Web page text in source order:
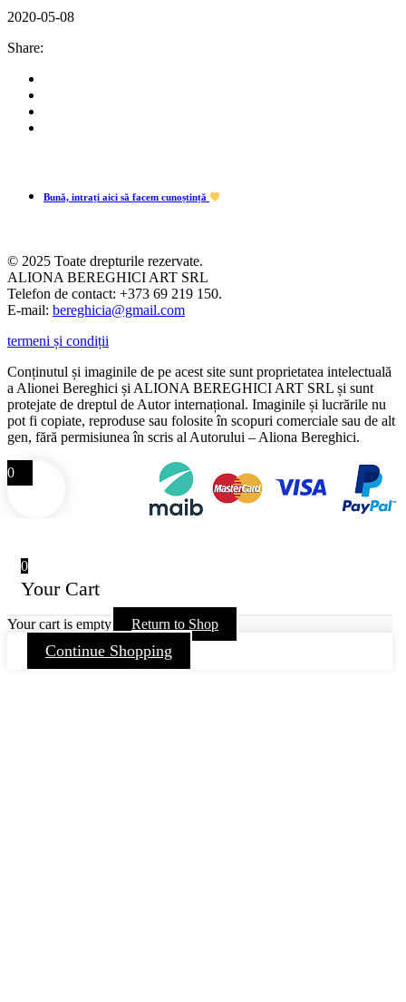
2020-05-08
Share:
Bună, intrați aici să facem cunoștință
© 2025 Toate drepturile rezervate.
ALIONA BEREGHICI ART SRL
Telefon de contact: +373 69 219 150.
E-mail: bereghicia@gmail.com
termeni și condiții
Conținutul și imaginile de pe acest site sunt proprietatea intelectuală
a Alionei Bereghici și ALIONA BEREGHICI ART SRL și sunt
protejate de dreptul de Autor internațional. Imaginile și lucrările nu
pot fi copiate, reproduse sau folosite în scopuri comerciale sau de alt
gen, fără permisiunea în scris al Autorului – Aliona Bereghici.
0
0
Your Cart
Your cart is empty Return to Shop
Continue Shopping